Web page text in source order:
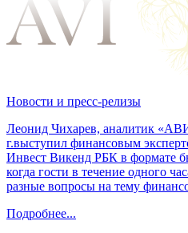
Новости и пресс-релизы
Леонид Чихарев, аналитик
г.выступил финансовым
Инвест Викенд РБК в формате
когда гости в течение одного
разные вопросы на тему
Подробнее...